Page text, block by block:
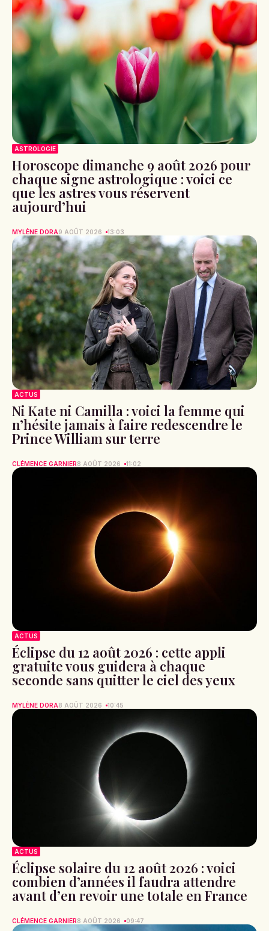
ASTROLOGIE
Horoscope dimanche 9 août 2026 pour
chaque signe astrologique : voici ce
que les astres vous réservent
aujourd’hui
MYLÈNE DORA9 AOÛT 2026 13:03
ACTUS
Ni Kate ni Camilla : voici la femme qui
n’hésite jamais à faire redescendre le
Prince William sur terre
CLÉMENCE GARNIER8 AOÛT 2026 11:02
ACTUS
Éclipse du 12 août 2026 : cette appli
gratuite vous guidera à chaque
seconde sans quitter le ciel des yeux
MYLÈNE DORA8 AOÛT 2026 10:45
ACTUS
Éclipse solaire du 12 août 2026 : voici
combien d’années il faudra attendre
avant d’en revoir une totale en France
CLÉMENCE GARNIER8 AOÛT 2026 09:47